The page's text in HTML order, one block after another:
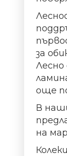
за
Лесно
още
В
на